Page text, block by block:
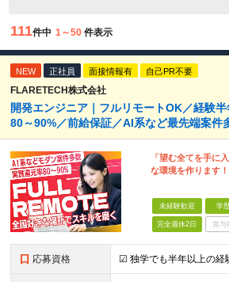
111件中 1～50 件表示
NEW 正社員 面接情報有 自己PR不要
FLARETECH株式会社
開発エンジニア｜フルリモートOK／経験
80～90%／前給保証／AI系など最先端案件
「望む全てを手に
な環境を作ります！
未経験歓迎 学
完全週休2日 賞与
応募資格